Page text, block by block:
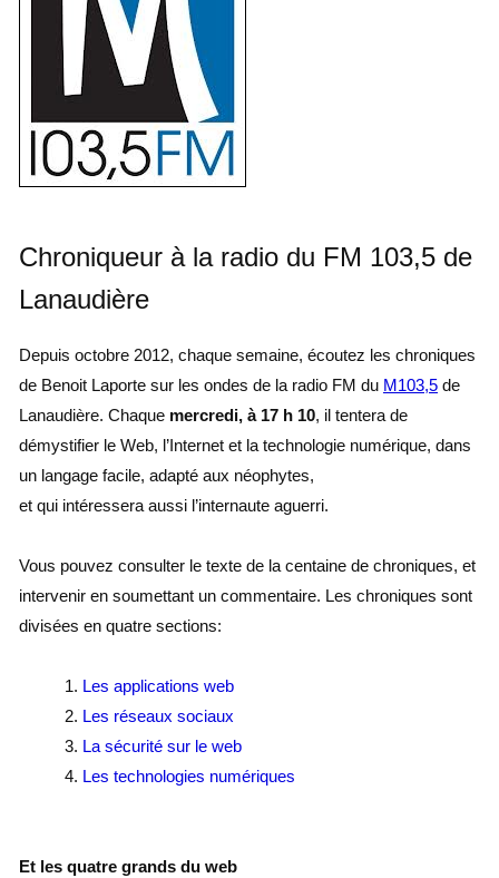
Chroniqueur à la radio du FM 103,5 de
Lanaudière
Depuis octobre 2012, chaque semaine, écoutez les chroniques
de Benoit Laporte sur les ondes de la radio FM du M103,5 de
Lanaudière. Chaque mercredi, à 17 h 10, il tentera de
démystifier le Web, l’Internet et la technologie numérique, dans
un langage facile, adapté aux néophytes,
et qui intéressera aussi l’internaute aguerri.
Vous pouvez consulter le texte de la centaine de chroniques, et
intervenir en soumettant un commentaire. Les chroniques sont
divisées en quatre sections:
Les applications web
Les réseaux sociaux
La sécurité sur le web
Les technologies numériques
Et les quatre grands du web